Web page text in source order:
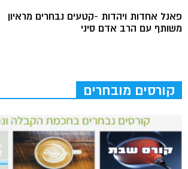
פאנל אחדות ויהדות -קטעים נבחרים מראיון
משותף עם הרב אדם סיני
קורסים מובחרים